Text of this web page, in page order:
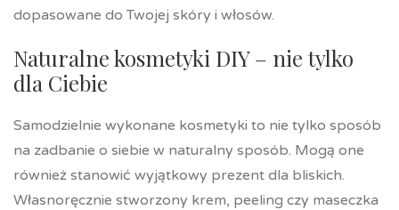
dopasowane do Twojej skóry i włosów.
Naturalne kosmetyki DIY – nie tylko
dla Ciebie
Samodzielnie wykonane kosmetyki to nie tylko sposób
na zadbanie o siebie w naturalny sposób. Mogą one
również stanowić wyjątkowy prezent dla bliskich.
Własnoręcznie stworzony krem, peeling czy maseczka